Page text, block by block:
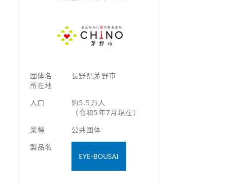
団体名
所在地
長野県茅野市
人口
約5.5万人
（令和5年7月現在）
業種
公共団体
製品名
EYE-BOUSAI